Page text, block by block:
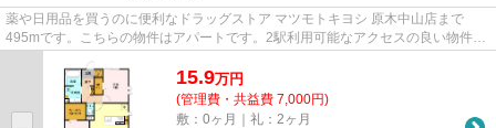
薬や日用品を買うのに便利なドラッグストア マツモトキヨシ 原木中山店まで
495mです。こちらの物件はアパートです。2駅利用可能なアクセスの良い物件で
15.9万円
(管理費・共益費 7,000円)
敷：0ヶ月｜礼：2ヶ月